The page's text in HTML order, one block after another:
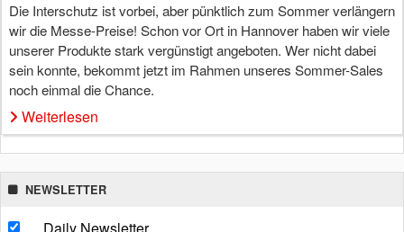
Die Interschutz ist vorbei, aber pünktlich zum Sommer verlängern
wir die Messe-Preise! Schon vor Ort in Hannover haben wir viele
unserer Produkte stark vergünstigt angeboten. Wer nicht dabei
sein konnte, bekommt jetzt im Rahmen unseres Sommer-Sales
noch einmal die Chance.
Weiterlesen
NEWSLETTER